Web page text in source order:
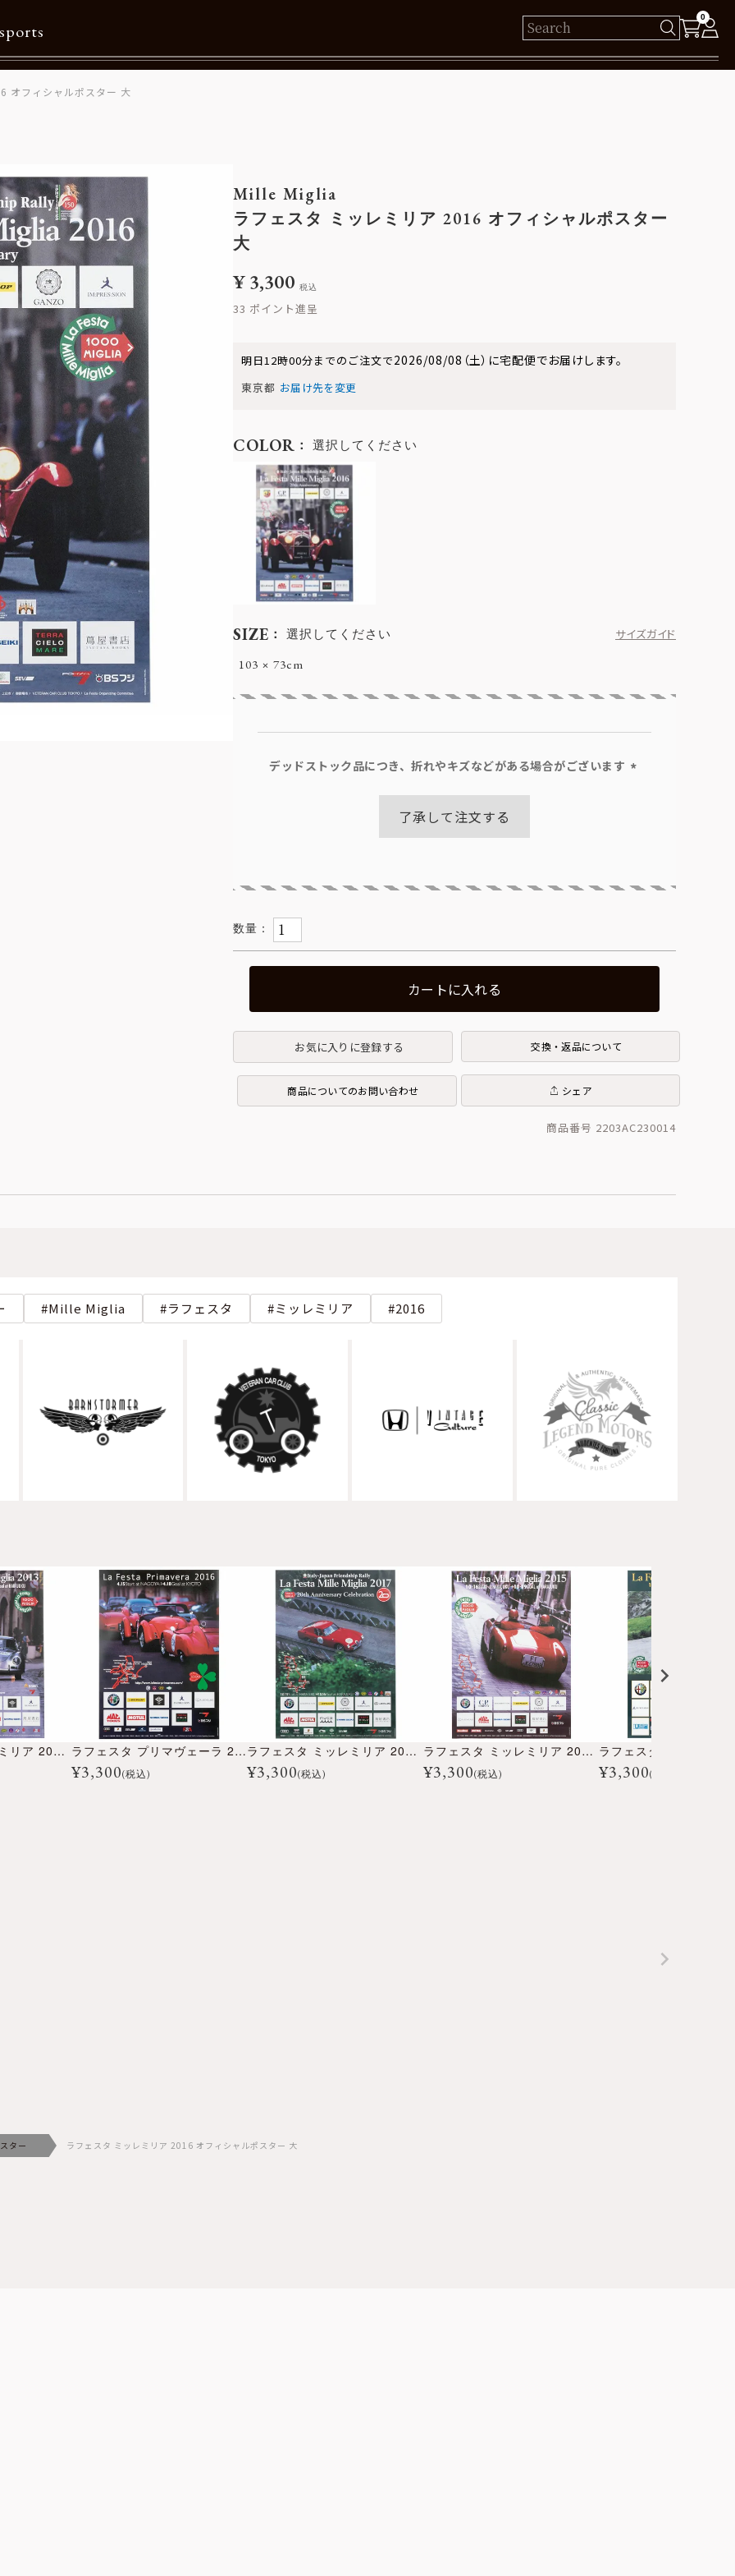
ログイン
0
カタログダウンロード
リクルート
オフィシャルポスター 大
Mille Miglia
ラフェスタ ミッレミリア 2016 オフィシャルポスター
大
¥3,300 税込
33
明日12時00分までのご注文で2026/08/08（土） に宅配便でお届けします。
東京都 お届け先を変更
SIZE 選択してください
サイズガイド
103 × 73cm
COLOR 選択してください
デッドストック品につき、折れやキズなどがある場合がございます
了承して注文する
カートに入れる
お気に入りに登録する 交換・返品について
商品についてのお問い合わせ シェア
商品番号 2203AC230014
Mille Miglia ラフェスタ ミッレミリア 2016
ラフェスタ ミッレミリア 2013 オフィシャルポスター 大 ラフェスタ プリマヴェーラ 2016 オフィシャルポスター 大
¥3,300(税込)
ラフェスタ ミッレミリア 2017 オフィシャルポスター 大
¥3,300(税込)
ラフェスタ ミッレミリア 2015 オフィシャルポスター 大
¥3,300(税込) ¥3,300(税込)
ター ラフェスタ ミッレミリア 2016 オフィシャルポスター 大